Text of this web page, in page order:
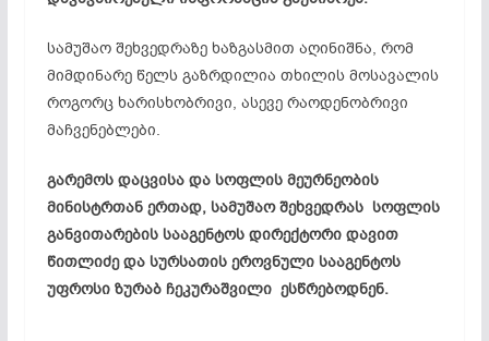
სამუშაო შეხვედრაზე ხაზგასმით აღინიშნა, რომ
მიმდინარე წელს გაზრდილია თხილის მოსავალის
როგორც ხარისხობრივი, ასევე რაოდენობრივი
მაჩვენებლები.
გარემოს დაცვისა და სოფლის მეურნეობის
მინისტრთან ერთად, სამუშაო შეხვედრას სოფლის
განვითარების სააგენტოს დირექტორი დავით
წითლიძე და სურსათის ეროვნული სააგენტოს
უფროსი ზურაბ ჩეკურაშვილი ესწრებოდნენ.